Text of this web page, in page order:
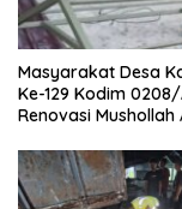
Masyarakat Desa
Ke-129 Kodim
Renovasi Mushollah